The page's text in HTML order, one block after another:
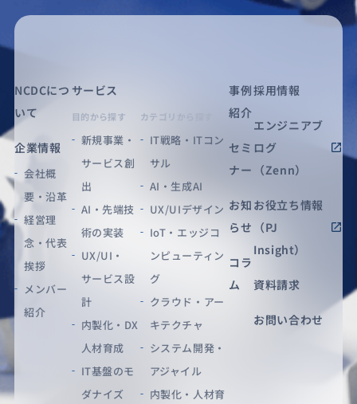
NCDCにつ
いて
企業情報
会社概
要・沿革
経営理
念・代表
挨拶
メンバー
紹介
サービス
目的から探す
新規事業・
サービス創
出
AI・先端技
術の実装
UX/UI・
サービス設
計
内製化・DX
人材育成
IT基盤のモ
ダナイズ
カテゴリから探す
IT戦略・ITコン
サル
AI・生成AI
UX/UIデザイン
IoT・エッジコ
ンピューティン
グ
クラウド・アー
キテクチャ
システム開発・
アジャイル
内製化・人材育
事例
紹介
セミ
ナー
お知
らせ
コラ
ム
採用情報
エンジニアブ
ログ
（Zenn）
お役立ち情報
（PJ
Insight）
資料請求
お問い合わせ